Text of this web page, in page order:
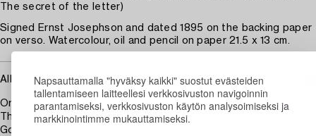
Napsauttamalla "hyväksy kaikki" suostut evästeiden
tallentamiseen laitteellesi verkkosivuston navigoinnin
parantamiseksi, verkkosivuston käytön analysoimiseksi ja
markkinointimme mukauttamiseksi.
The secret of the letter)
Signed Ernst Josephson and dated 1895 on the backing paper
on verso. Watercolour, oil and pencil on paper 21.5 x 13 cm.
Alkuperä - Provenienssi
Originally in the collection of Gelly Marcus (the artist's niece).
The collection of Managing Director Herman Gustaf Turitz,
Gothenburg.